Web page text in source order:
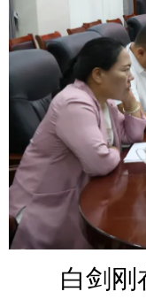
白剑刚在